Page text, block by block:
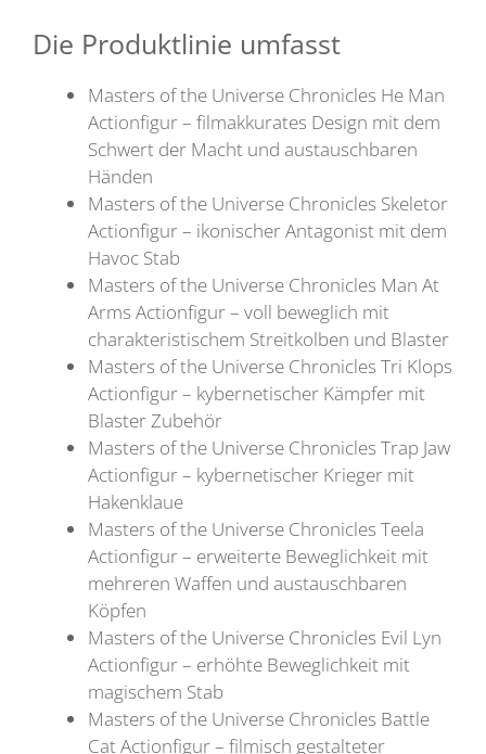
Die Produktlinie umfasst
Masters of the Universe Chronicles He Man
Actionfigur – filmakkurates Design mit dem
Schwert der Macht und austauschbaren
Händen
Masters of the Universe Chronicles Skeletor
Actionfigur – ikonischer Antagonist mit dem
Havoc Stab
Masters of the Universe Chronicles Man At
Arms Actionfigur – voll beweglich mit
charakteristischem Streitkolben und Blaster
Masters of the Universe Chronicles Tri Klops
Actionfigur – kybernetischer Kämpfer mit
Blaster Zubehör
Masters of the Universe Chronicles Trap Jaw
Actionfigur – kybernetischer Krieger mit
Hakenklaue
Masters of the Universe Chronicles Teela
Actionfigur – erweiterte Beweglichkeit mit
mehreren Waffen und austauschbaren
Köpfen
Masters of the Universe Chronicles Evil Lyn
Actionfigur – erhöhte Beweglichkeit mit
magischem Stab
Masters of the Universe Chronicles Battle
Cat Actionfigur – filmisch gestalteter